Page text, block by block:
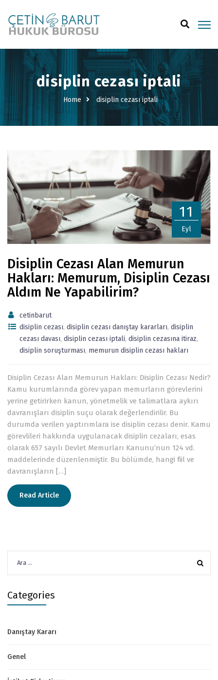
disiplin cezası iptali
Home disiplin cezası iptali
11
Eyl
Disiplin Cezası Alan Memurun
Hakları: Memurum, Disiplin Cezası
Aldım Ne Yapabilirim?
cetinbarut
disiplin cezası, disiplin cezası danıştay kararları, disiplin
cezası davası, disiplin cezası iptali, disiplin cezasına itiraz,
disiplin soruşturması, memurun disiplin cezası hakları
Disiplin Cezası Alan Memurun Hakları: Disiplin Cezası Nedir?
Kamu kurumlarında görev yapan memurların görevlerini
yerine getirirken kanun, yönetmelik ve talimatlara aykırı
davranışları disiplin suçu olarak değerlendirilir. Bu
durumda verilen yaptırımlara ise disiplin cezası denir. Kamu
görevlileri hakkında uygulanacak disiplin cezaları, esas
olarak 657 sayılı Devlet Memurları Kanunu’nun 124 vd.
maddelerinde düzenlenmiştir. Bu bölümde, hangi fiil ve
davranışların […]
Read Article
Categories
Danıştay Kararı
Genel